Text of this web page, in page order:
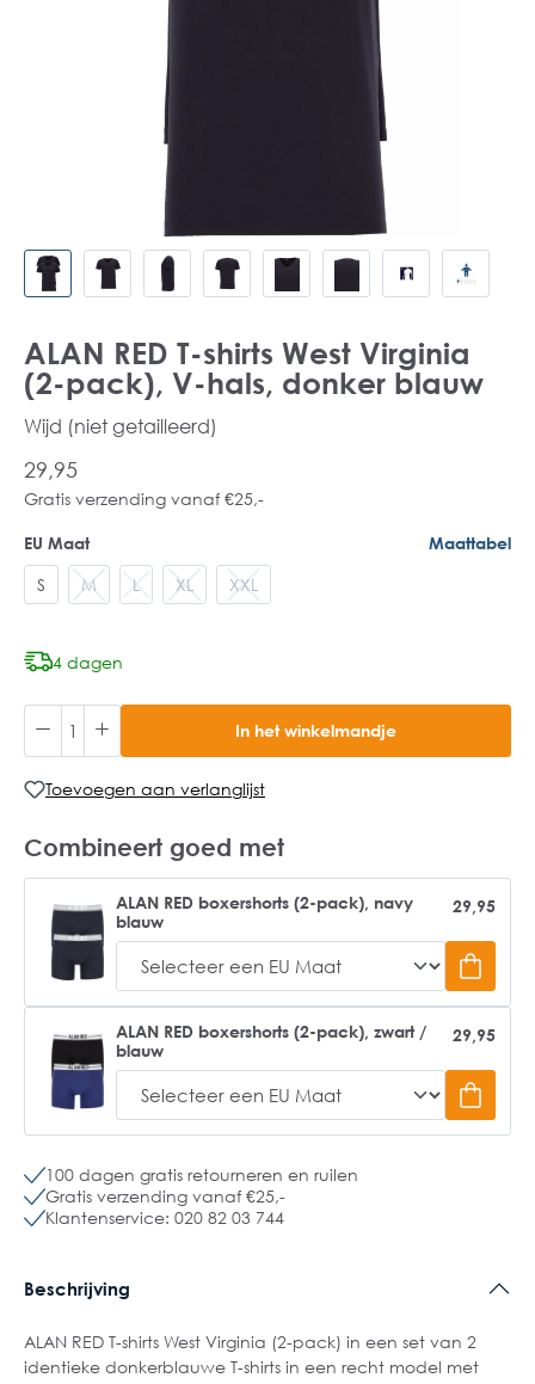
ALAN RED T-shirts West Virginia
(2-pack), V-hals, donker blauw
Wijd (niet getailleerd)
29,95
Gratis verzending vanaf €25,-
EU Maat Maattabel
S M L XL XXL
4 dagen
In het winkelmandje
Toevoegen aan verlanglijst
Combineert goed met
ALAN RED boxershorts (2-pack), navy
blauw
29,95
ALAN RED boxershorts (2-pack), zwart /
blauw
29,95
100 dagen gratis retourneren en ruilen
Gratis verzending vanaf €25,-
Klantenservice: 020 82 03 744
Beschrijving
ALAN RED T-shirts West Virginia (2-pack) in een set van 2
identieke donkerblauwe T-shirts in een recht model met